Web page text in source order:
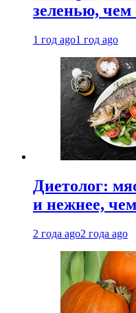
зеленью, чем
1 год ago1 год ago
Диетолог:
и нежнее,
2 года ago2 года ago